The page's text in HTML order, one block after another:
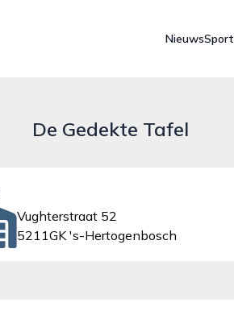
NieuwsSport
De Gedekte Tafel
Vughterstraat 52
5211GK 's-Hertogenbosch